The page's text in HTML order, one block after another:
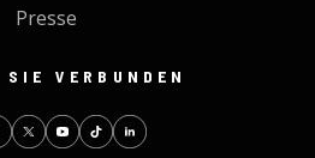
Presse
VERBUNDEN